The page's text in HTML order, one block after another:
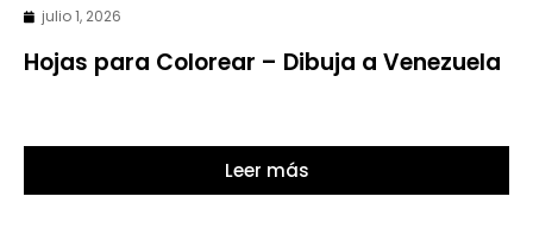
julio 1, 2026
Hojas para Colorear – Dibuja a Venezuela
Leer más